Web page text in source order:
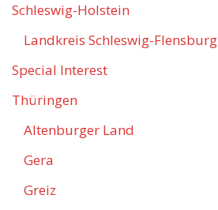
Schleswig-Holstein
Landkreis Schleswig-Flensburg
Special Interest
Thüringen
Altenburger Land
Gera
Greiz